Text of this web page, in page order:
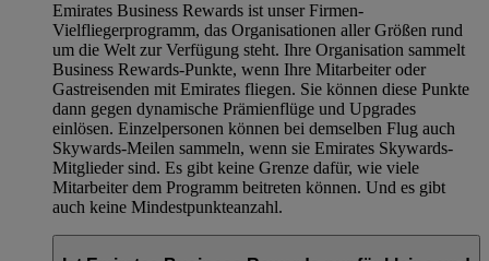
Emirates Business Rewards ist unser Firmen-
Vielfliegerprogramm, das Organisationen aller Größen rund
um die Welt zur Verfügung steht. Ihre Organisation sammelt
Business Rewards-Punkte, wenn Ihre Mitarbeiter oder
Gastreisenden mit Emirates fliegen. Sie können diese Punkte
dann gegen dynamische Prämienflüge und Upgrades
einlösen. Einzelpersonen können bei demselben Flug auch
Skywards-Meilen sammeln, wenn sie Emirates Skywards-
Mitglieder sind. Es gibt keine Grenze dafür, wie viele
Mitarbeiter dem Programm beitreten können. Und es gibt
auch keine Mindestpunkteanzahl.